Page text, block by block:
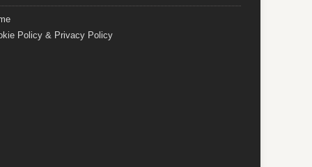
Policy & Privacy Policy